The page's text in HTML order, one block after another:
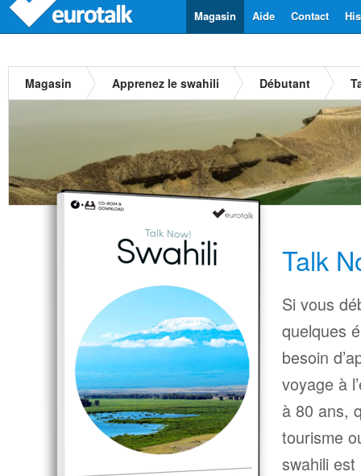
Contact
Aide
Magasin
Magasin Apprenez le swahili Débutant
Talk
Si vous
quelques
besoin
voyage à
à 80 ans,
tourisme
swahili